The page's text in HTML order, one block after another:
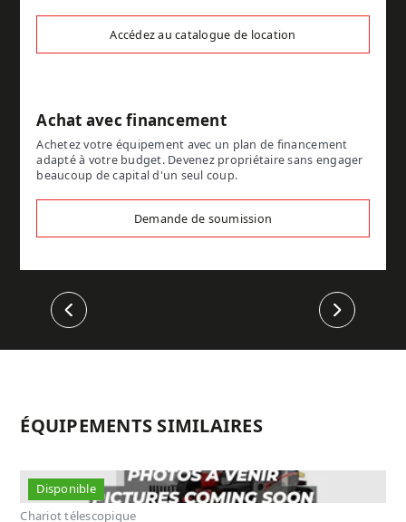
Accédez au catalogue de location
Achat avec financement
Achetez votre équipement avec un plan de financement
adapté à votre budget. Devenez propriétaire sans engager
beaucoup de capital d'un seul coup.
Demande de soumission
Précédent Suivant
ÉQUIPEMENTS SIMILAIRES
Disponible
Chariot télescopique